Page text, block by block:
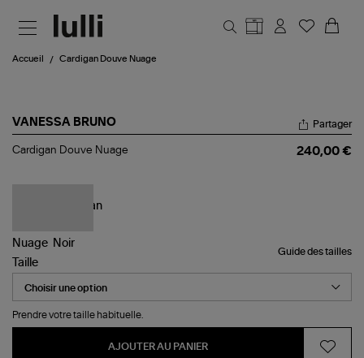
Accueil Cardigan Douve Nuage
VANESSA BRUNO
Cardigan
Partager
Cardigan Douve Nuage 240,00 €
Guide des tailles
Taille
Prendre votre taille habituelle.
AJOUTER AU PANIER